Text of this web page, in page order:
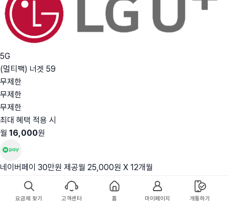
5G
(멀티팩) 너겟 59
무제한
무제한
무제한
최대 혜택 적용 시
월 16,000원
네이버페이 30만원 제공월 25,000원 X 12개월
* 본 요금제의 실제 납부 금액은 59,000원 입니다.
상세보기
요금제 찾기 고객센터 홈 마이페이지 개통하기